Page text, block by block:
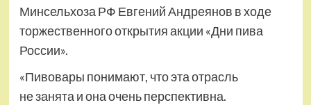
Минсельхоза РФ Евгений Андреянов в ходе
торжественного открытия акции «Дни пива
России».
«Пивовары понимают, что эта отрасль
не занята и она очень перспективна.